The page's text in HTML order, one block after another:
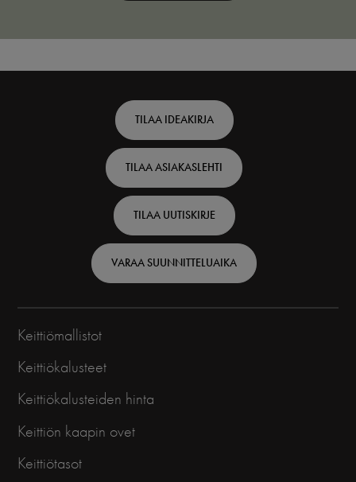
Finnish
TILAA IDEAKIRJA
TILAA ASIAKASLEHTI
TILAA UUTISKIRJE
VARAA SUUNNITTELUAIKA
Keittiömallistot
Keittiökalusteet
Keittiökalusteiden hinta
Keittiön kaapin ovet
Keittiötasot